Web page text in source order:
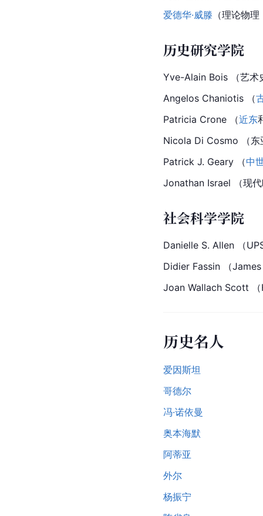
爱德华·威滕 （理论物理
历史研究学院
Yve-Alain Bois （艺
Angelos Chaniotis （
Patricia Crone （近东
Nicola Di Cosmo （
Patrick J. Geary （中
Jonathan Israel （现
社会科学学院
Danielle S. Allen （
Didier Fassin （
Joan Wallach Scott
历史名人
爱因斯坦
哥德尔
冯·诺依曼
奥本海默
阿蒂亚
外尔
杨振宁